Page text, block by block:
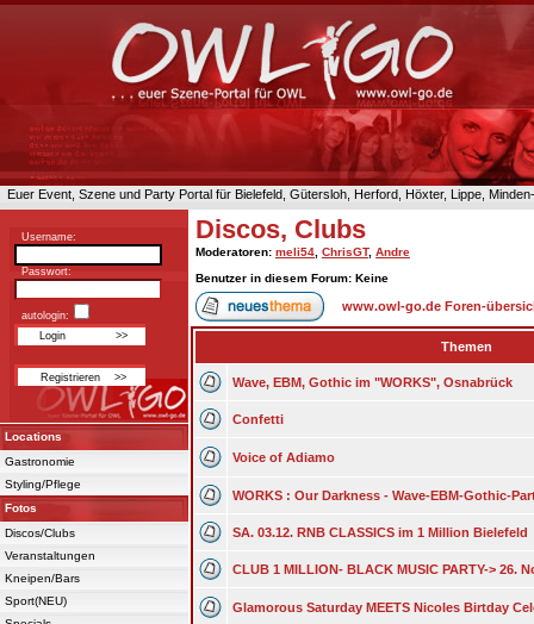
Euer Event, Szene und Party Portal für Bielefeld, Gütersloh, Herford, Höxter, Lippe,
Username:
Passwort:
autologin:
Locations
Gastronomie
Styling/Pflege
Fotos
Discos/Clubs
Veranstaltungen
Kneipen/Bars
Sport(NEU)
Discos, Clubs
Moderatoren: meli54 ChrisGT, Andre
Benutzer in diesem Forum: Keine
www.owl-go.de Foren-
Themen
Wave, EBM, Gothic im "WORKS", Osnabrück
Confetti
Voice of Adiamo
WORKS : Our Darkness - Wave-EBM-Gothic-
SA. 03.12. RNB CLASSICS im 1 Million Bielefeld
CLUB 1 MILLION- BLACK MUSIC PARTY-> 26.
Glamorous Saturday MEETS Nicoles Birtday